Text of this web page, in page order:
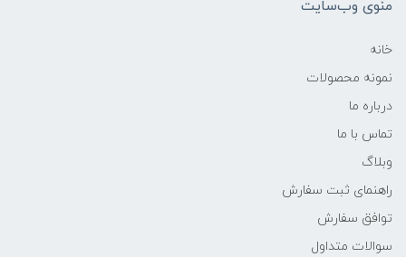
منوی وب‌سایت
خانه
نمونه محصولات
درباره ما
تماس با ما
وبلاگ
راهنمای ثبت سفارش
توافق سفارش
سوالات متداول